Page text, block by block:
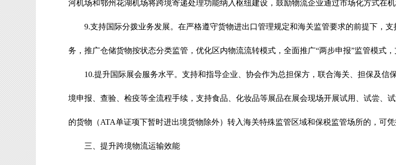
河机场和鄂州花湖机场将跨境寄递处理功能纳入枢纽建设，鼓励物流企业通过市场化方式在机
9.支持国际分拨业务发展。 在严格遵守货物进出口管理规定和海关监管要求的前提下，
务，推广仓储货物按状态分类监管，优化区内物流流转模式 ， 全面推广“两步申报”监管模式
10.提升国际展会服务水平。 支持和指导企业、协会作为总担保方，联合海关、担保及信
境申报、查验、检疫等全流程手续，支持食品、化妆品等展品在展会现场开展试用、试尝、
的货物（ATA单证项下暂时进出境货物除外）转入海关特殊监管区域和保税监管场所的，可
三、提升跨境物流运输效能